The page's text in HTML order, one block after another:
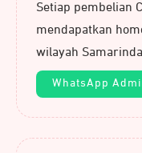
Setiap pembelian
mendapatkan
wilayah Samarinda
WhatsApp